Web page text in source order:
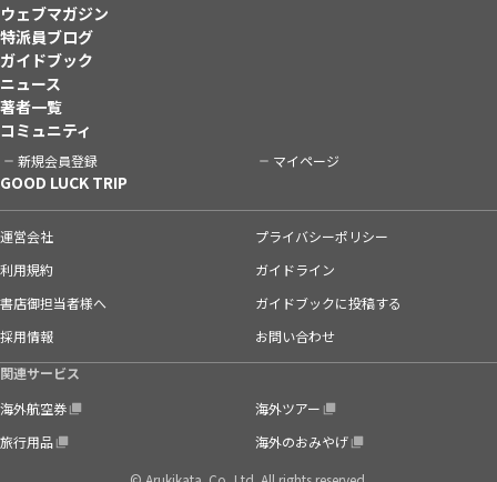
ウェブマガジン
特派員ブログ
ガイドブック
ニュース
著者一覧
コミュニティ
新規会員登録 マイページ
GOOD LUCK TRIP
運営会社
プライバシーポリシー
利用規約
ガイドライン
書店御担当者様へ
ガイドブックに投稿する
採用情報
お問い合わせ
関連サービス
海外航空券
海外ツアー
旅行用品
海外のおみやげ